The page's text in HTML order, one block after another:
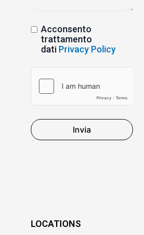
Acconsento
trattamento
dati Privacy Policy
Invia
LOCATIONS